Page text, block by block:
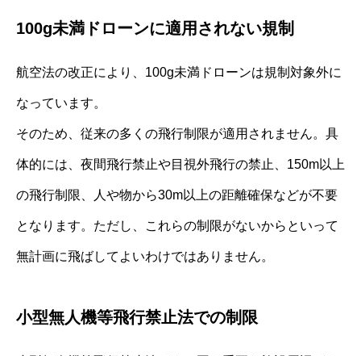
100g未満ドローンに適用されない規制
航空法の改正により、100g未満ドローンは規制対象外に
なっています。
そのため、従来の多くの飛行制限が適用されません。具
体的には、夜間飛行禁止や目視外飛行の禁止、150m以上
の飛行制限、人や物から30m以上の距離確保などが不要
となります。ただし、これらの制限がないからといって
無計画に飛ばしてよいわけではありません。
小型無人機等飛行禁止法での制限